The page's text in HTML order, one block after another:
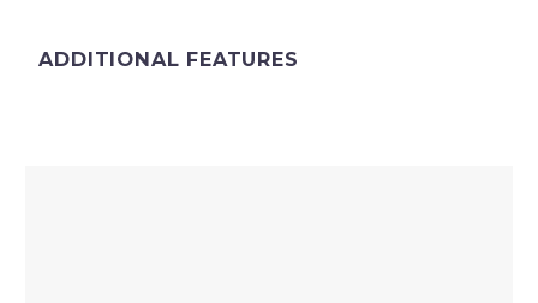
ADDITIONAL FEATURES